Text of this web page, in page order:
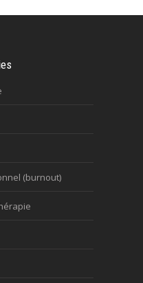
(burnout)